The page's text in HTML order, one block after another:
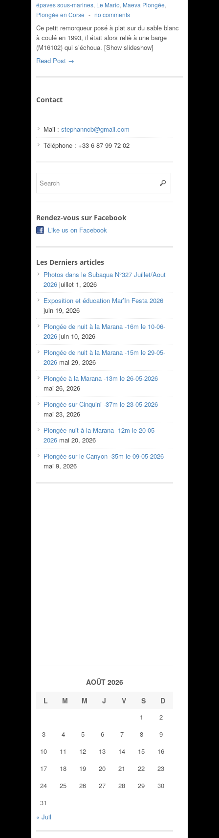
épaves sous-marines, Le Mario, Maeva Plongée,
Plongée en Corse - no comments
Ce petit remorqueur posé à plat sur du sable blanc
à coulé en 1993, il était alors reliè à une barge
(M16102) qui s’échoua. [Show slideshow]
Read Post →
Contact
Mail : stephanncb@gmail.com
Téléphone : +33 6 87 99 72 02
Rendez-vous sur Facebook
Like us on Facebook
Les Derniers articles
Photos dans le Subaqua N°327 Juillet/Aout
2026 juillet 1, 2026
Exposition et éducation Mar’In Festa 2026
juin 19, 2026
Plongée de nuit à la Marana -16m le 10-06-
2026 juin 10, 2026
Plongée de nuit à la Marana -15m le 29-05-
2026 mai 29, 2026
Plongée à la Marana -13m le 26-05-2026
mai 26, 2026
Plongée sur Cinquini -37m le 23-05-2026
mai 23, 2026
Plongée nuit à la Marana -12m le 20-05-
2026 mai 20, 2026
Plongée sur le Canyon -35m le 09-05-2026
mai 9, 2026
AOÛT 2026
L
M M J V S D
1
2
3
4 5 6 7 8
9
10
11 12 13 14 15
16
17
18 19 20 21 22
23
24
25 26 27 28 29
30
31
« Juil